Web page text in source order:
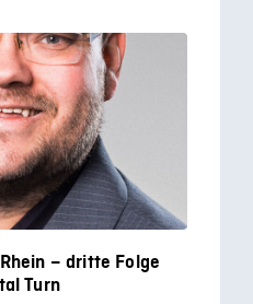
– dritte Folge
Turn